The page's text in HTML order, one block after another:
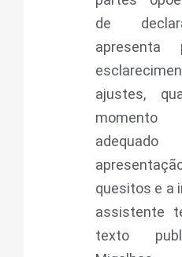
de
apresenta
ajustes,
quesitos e a
assistente
texto